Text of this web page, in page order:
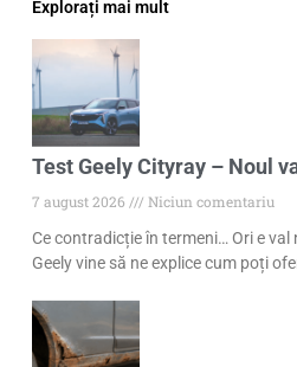
Explorați mai mult
Test Geely Cityray – Noul
7 august 2026
Niciun comentariu
Ce contradicție în termeni… Ori e val
Geely vine să ne explice cum poți